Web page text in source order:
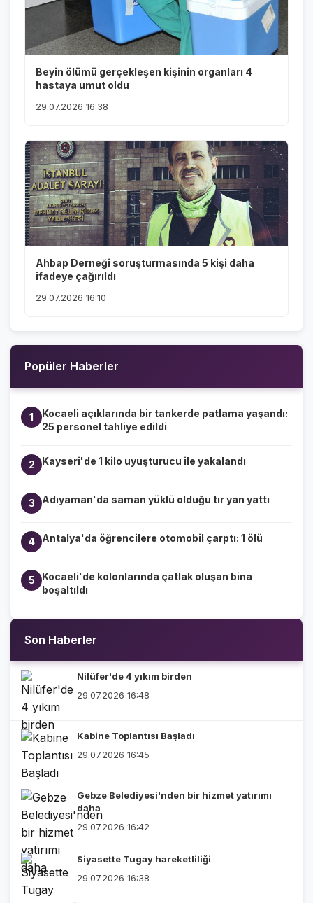
Beyin ölümü gerçekleşen kişinin organları 4
hastaya umut oldu
29.07.2026 16:38
Ahbap Derneği soruşturmasında 5 kişi daha
ifadeye çağırıldı
29.07.2026 16:10
Popüler Haberler
1
Kocaeli açıklarında bir tankerde patlama yaşandı:
25 personel tahliye edildi
2 Kayseri'de 1 kilo uyuşturucu ile yakalandı
3 Adıyaman'da saman yüklü olduğu tır yan yattı
4 Antalya'da öğrencilere otomobil çarptı: 1 ölü
5
Kocaeli'de kolonlarında çatlak oluşan bina
boşaltıldı
Son Haberler
Nilüfer'de 4 yıkım birden
29.07.2026 16:48
Kabine Toplantısı Başladı
29.07.2026 16:45
Gebze Belediyesi'nden bir hizmet yatırımı
daha
29.07.2026 16:42
Siyasette Tugay hareketliliği
29.07.2026 16:38